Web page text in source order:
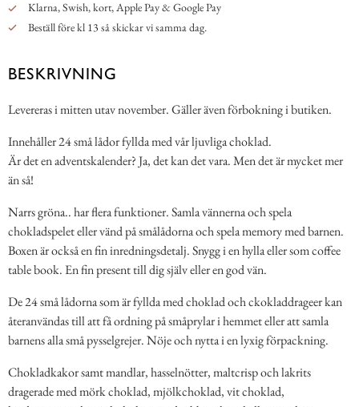
Klarna, Swish, kort, Apple Pay & Google Pay
Beställ före kl 13 så skickar vi samma dag.
BESKRIVNING
Levereras i mitten utav november. Gäller även förbokning i butiken.
Innehåller 24 små lådor fyllda med vår ljuvliga choklad.
Är det en adventskalender? Ja, det kan det vara. Men det är mycket mer
än så!
Narrs gröna.. har flera funktioner. Samla vännerna och spela
chokladspelet eller vänd på smålådorna och spela memory med barnen.
Boxen är också en fin inredningsdetalj. Snygg i en hylla eller som coffee
table book. En fin present till dig själv eller en god vän.
De 24 små lådorna som är fyllda med choklad och ckokladdrageer kan
återanvändas till att få ordning på småprylar i hemmet eller att samla
barnens alla små pysselgrejer. Nöje och nytta i en lyxig förpackning.
Chokladkakor samt mandlar, hasselnötter, maltcrisp och lakrits
dragerade med mörk choklad, mjölkchoklad, vit choklad,